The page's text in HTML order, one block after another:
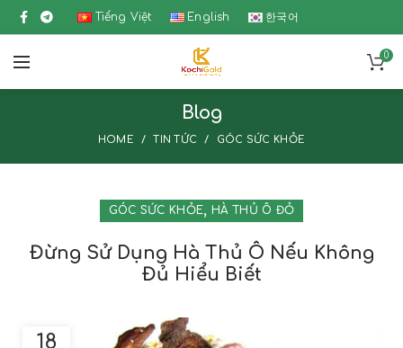
Tiếng Việt English 한국어
0
Blog
HOME TIN TỨC GÓC SỨC KHỎE
GÓC SỨC KHỎE,HÀ THỦ Ô ĐỎ
Đừng Sử Dụng Hà Thủ Ô Nếu Không
Đủ Hiểu Biết
18